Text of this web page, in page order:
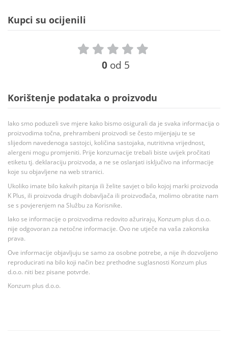
Kupci su ocijenili
0 od 5
Korištenje podataka o proizvodu
Iako smo poduzeli sve mjere kako bismo osigurali da je svaka informacija o
proizvodima točna, prehrambeni proizvodi se često mijenjaju te se
slijedom navedenoga sastojci, količina sastojaka, nutritivna vrijednost,
alergeni mogu promjeniti. Prije konzumacije trebali biste uvijek pročitati
etiketu tj. deklaraciju proizvoda, a ne se oslanjati isključivo na informacije
koje su objavljene na web stranici.
Ukoliko imate bilo kakvih pitanja ili želite savjet o bilo kojoj marki proizvoda
K Plus, ili proizvoda drugih dobavljača ili proizvođača, molimo obratite nam
se s povjerenjem na Službu za Korisnike.
Iako se informacije o proizvodima redovito ažuriraju, Konzum plus d.o.o.
nije odgovoran za netočne informacije. Ovo ne utječe na vaša zakonska
prava.
Ove informacije objavljuju se samo za osobne potrebe, a nije ih dozvoljeno
reproducirati na bilo koji način bez prethodne suglasnosti Konzum plus
d.o.o. niti bez pisane potvrde.
Konzum plus d.o.o.